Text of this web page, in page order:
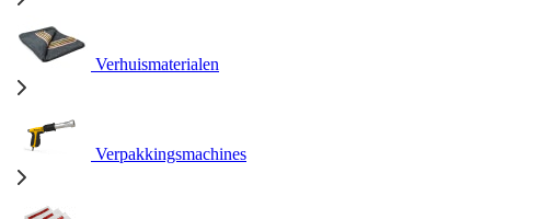
Verhuismaterialen
Verpakkingsmachines